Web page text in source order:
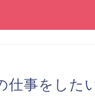
仕事をした